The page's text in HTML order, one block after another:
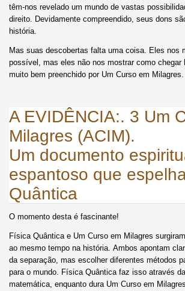
têm-nos revelado um mundo de vastas
direito. Devidamente compreendido, seus dons
história.
Mas suas descobertas falta uma coisa. Eles nos
possível, mas eles não nos mostrar como chegar
muito bem preenchido por Um Curso em Milagres.
A EVIDÊNCIA:. 3 Um
Milagres (ACIM).
Um documento
espantoso que
Quântica
O momento desta é fascinante!
Física Quântica e Um Curso em Milagres
ao mesmo tempo na história. Ambos apontam
da separação, mas escolher diferentes métodos
para o mundo. Física Quântica faz isso através
matemática, enquanto dura Um Curso em